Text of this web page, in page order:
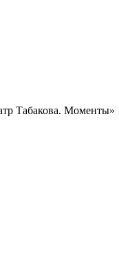
Табакова. Моменты»